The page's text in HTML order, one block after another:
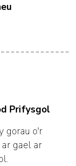
Prifysgol
gorau o'r
gael ar